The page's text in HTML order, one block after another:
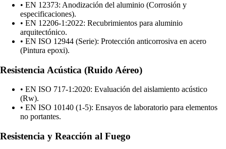
• EN 12373: Anodización del aluminio (Corrosión y
especificaciones).
• EN 12206-1:2022: Recubrimientos para aluminio
arquitectónico.
• EN ISO 12944 (Serie): Protección anticorrosiva en acero
(Pintura epoxi).
Resistencia Acústica (Ruido Aéreo)
• EN ISO 717-1:2020: Evaluación del aislamiento acústico
(Rw).
• EN ISO 10140 (1-5): Ensayos de laboratorio para elementos
no portantes.
Resistencia y Reacción al Fuego